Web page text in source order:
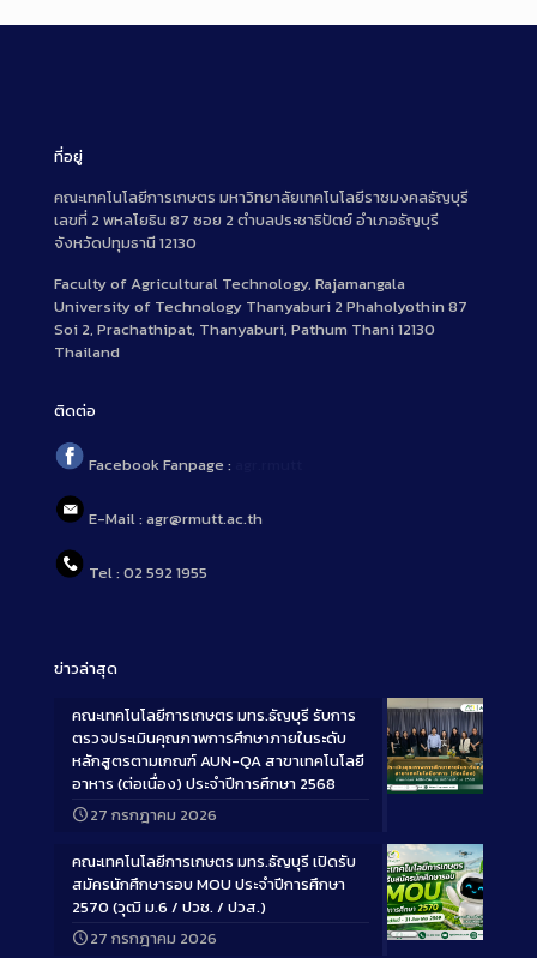
ที่อยู่
คณะเทคโนโลยีการเกษตร มหาวิทยาลัยเทคโนโลยีราชมงคลธัญบุรี
เลขที่ 2 พหลโยธิน 87 ซอย 2 ตำบลประชาธิปัตย์ อำเภอธัญบุรี
จังหวัดปทุมธานี 12130
Faculty of Agricultural Technology, Rajamangala
University of Technology Thanyaburi 2 Phaholyothin 87
Soi 2, Prachathipat, Thanyaburi, Pathum Thani 12130
Thailand
ติดต่อ
Facebook Fanpage :
E-Mail : agr@rmutt.ac.th
Tel : 02 592 1955
ข่าวล่าสุด
Long
คณะเทคโนโลยีการเกษตร มทร.ธัญบุรี รับการ
ตรวจประเมินคุณภาพการศึกษาภายในระดับ
หลักสูตรตามเกณฑ์ AUN-QA สาขาเทคโนโลยี
อาหาร (ต่อเนื่อง) ประจำปีการศึกษา 2568
27 กรกฎาคม 2026
Long
คณะเทคโนโลยีการเกษตร มทร.ธัญบุรี เปิดรับ
สมัครนักศึกษารอบ MOU ประจำปีการศึกษา
2570 (วุฒิ ม.6 / ปวช. / ปวส.)
27 กรกฎาคม 2026